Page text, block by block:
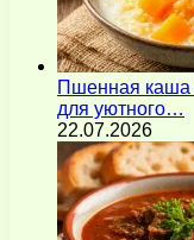
Пшенная каша
для уютного…
22.07.2026